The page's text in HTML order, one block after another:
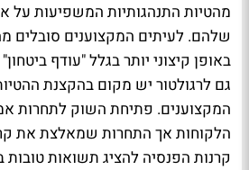
מהטיות התנהגותיות המשפיעות על
שלהם. לעיתים המקצוענים סובלים
באופן קיצוני יותר בגלל "עודף
גם לרגולטור יש מקום בהקצנת
המקצוענים. פתיחת השוק לתחרות
הלקוחות אך התחרות שמאלצת את
קרנות הפנסיה להציג תשואות טובות